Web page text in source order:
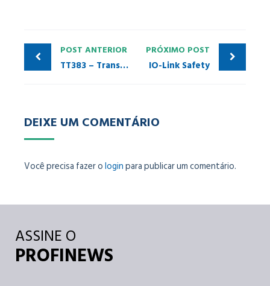
POST ANTERIOR
TT383 – Transmissor de Temperatura de oito canais
PRÓXIMO POST
IO-Link Safety
DEIXE UM COMENTÁRIO
Você precisa fazer ologinpara publicar um comentário.
ASSINE O
PROFINEWS